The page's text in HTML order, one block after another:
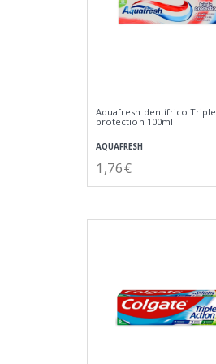
Aquafresh dentífrico Triple
protection 100ml
AQUAFRESH
1,76€